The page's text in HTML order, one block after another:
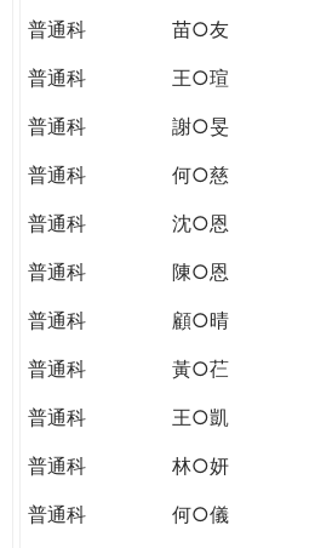
普通科
苗○友
普通科
王○瑄
普通科
謝○旻
普通科
何○慈
普通科
沈○恩
普通科
陳○恩
普通科
顧○晴
普通科
黃○芢
普通科
王○凱
普通科
林○妍
普通科
何○儀